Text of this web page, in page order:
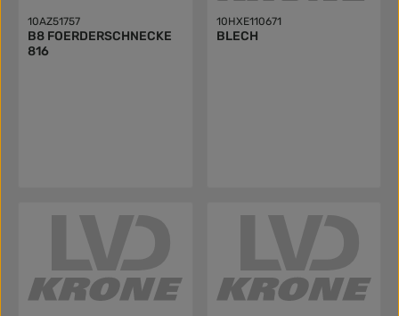
10AZ51757
B8 FOERDERSCHNECKE
816
10HXE110671
BLECH